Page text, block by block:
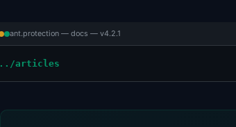
ant.protection — docs — v4.2.1
../articles